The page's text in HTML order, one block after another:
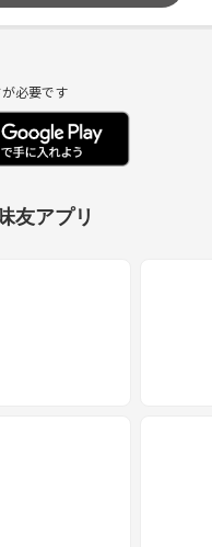
必要です
友アプリ